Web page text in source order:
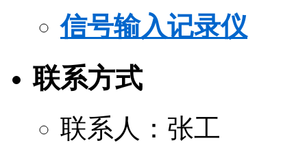
信号输入记录仪
联系方式
联系人：张工